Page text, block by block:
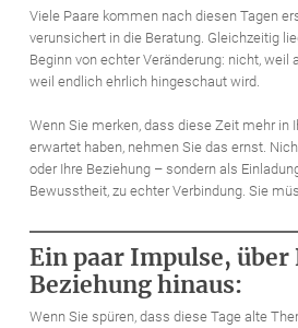
Viele Paare kommen nach diesen Tagen
verunsichert in die Beratung. Gleichzeitig
Beginn von echter Veränderung: nicht, weil
weil endlich ehrlich hingeschaut wird.
Wenn Sie merken, dass diese Zeit mehr in
erwartet haben, nehmen Sie das ernst.
oder Ihre Beziehung – sondern als
Bewusstheit, zu echter Verbindung. Sie
Ein paar Impulse, über
Beziehung hinaus:
Wenn Sie spüren, dass diese Tage alte